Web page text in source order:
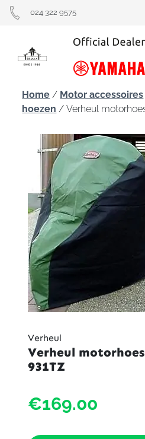
024 322 9575
Home / Motor accessoires
hoezen / Verheul
Verheul
Verheul motorhoes
931TZ
€169.00